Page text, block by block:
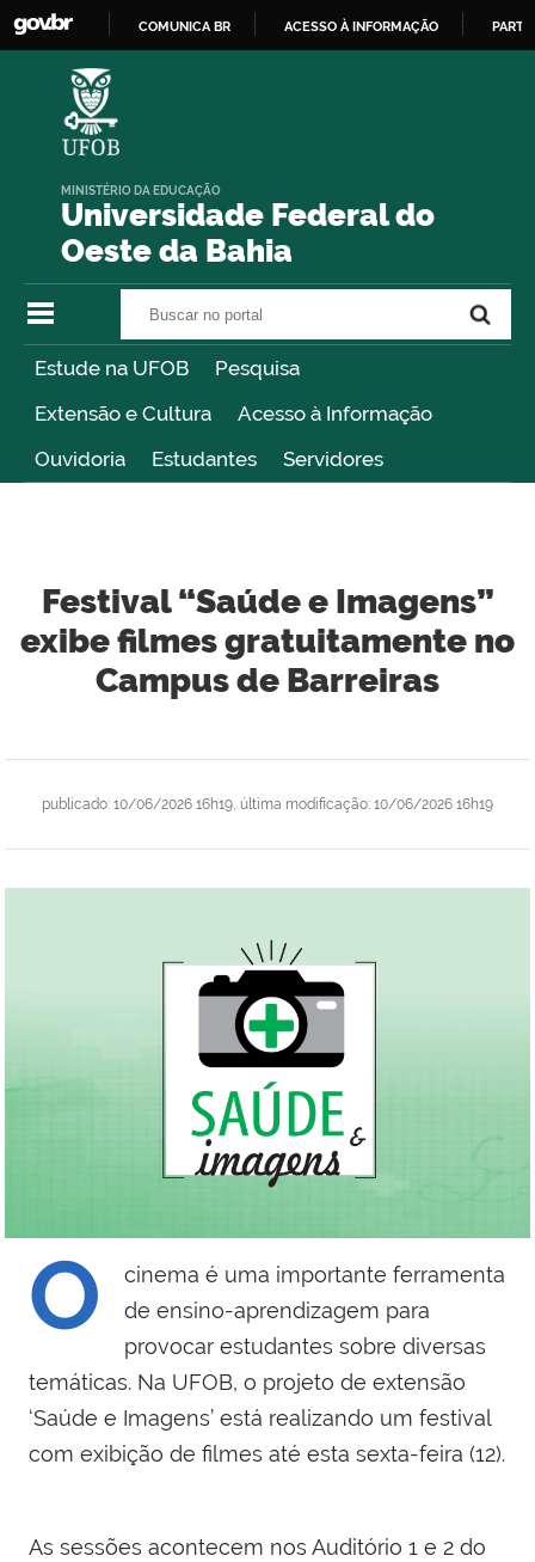
COMUNICA BR ACESSO À INFORMAÇÃO
Universidade Federal do
Oeste da Bahia
MINISTÉRIO DA EDUCAÇÃO
Estude na UFOB
Pesquisa
Extensão e Cultura
Acesso à Informação
Ouvidoria
Estudantes Servidores
Festival “Saúde e Imagens”
exibe filmes gratuitamente no
Campus de Barreiras
publicado: 10/06/2026 16h19 última modificação: 10/06/2026 16h19
O
cinema é uma importante ferramenta
de ensino-aprendizagem para
provocar estudantes sobre diversas
temáticas. Na UFOB, o projeto de extensão
‘Saúde e Imagens’ está realizando um festival
com exibição de filmes até esta sexta-feira (12).
As sessões acontecem nos Auditório 1 e 2 do